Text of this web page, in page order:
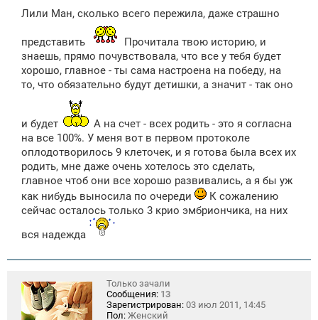
б
е
и
Лили Ман, сколько всего пережила, даже страшно
представить
Прочитала твою историю, и
знаешь, прямо почувствовала, что все у тебя будет
хорошо, главное - ты сама настроена на победу, на
то, что обязательно будут детишки, а значит - так оно
и будет
А на счет - всех родить - это я согласна
на все 100%. У меня вот в первом протоколе
оплодотворилось 9 клеточек, и я готова была всех их
родить, мне даже очень хотелось это сделать,
главное чтоб они все хорошо развивались, а я бы уж
как нибудь выносила по очереди
К сожалению
сейчас осталось только 3 крио эмбриончика, на них
вся надежда
Только зачали
Сообщения: 13
Зарегистрирован: 03 июл 2011, 14:45
Пол: Женский